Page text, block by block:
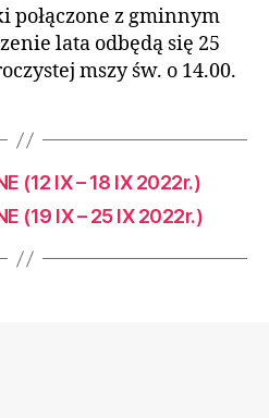
połączone z gminnym
lata odbędą się 25
mszy św. o 14.00.
(12 IX – 18 IX 2022r.)
(19 IX – 25 IX 2022r.)